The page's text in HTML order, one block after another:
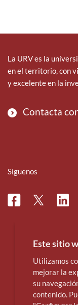
La URV es la
en el territorio, con
y excelente en la
Contacta
Síguenos
FacebookTwitter
Este sitio
Utilizamos
mejorar la
su
contenido.